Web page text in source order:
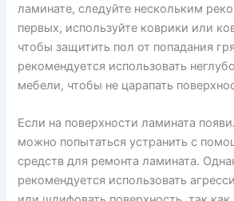
ламинате, следуйте нескольким
первых, используйте коврики или
чтобы защитить пол от попадания
рекомендуется использовать
мебели, чтобы не царапать
Если на поверхности ламината
можно попытаться устранить с
средств для ремонта ламината.
рекомендуется использовать